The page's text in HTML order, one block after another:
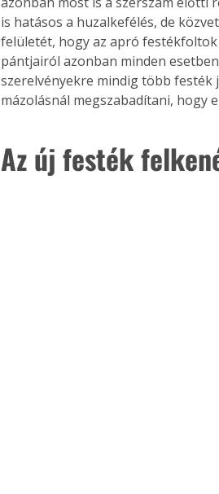
is hatásos a huzalkefélés, de
felületét, hogy az apró
pántjairól azonban minden
szerelvényekre mindig több
mázolásnál megszabadítani, hogy
Az új festék